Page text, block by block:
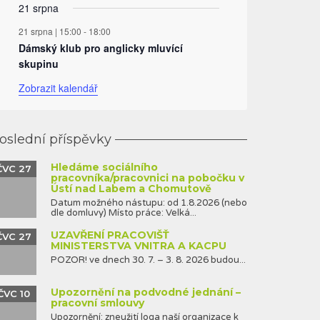
21 srpna
21 srpna | 15:00 - 18:00
Dámský klub pro anglicky mluvící
skupinu
Zobrazit kalendář
příspěvky
Hledáme sociálního
pracovníka/pracovnici na pobočku v
Ústí nad Labem a Chomutově
27
Datum možného nástupu: od 1.8.2026 (nebo
dle domluvy) Místo práce: Velká...
UZAVŘENÍ PRACOVIŠŤ
MINISTERSTVA VNITRA A KACPU
27
POZOR! ve dnech 30. 7. – 3. 8. 2026 budou...
Upozornění na podvodné jednání –
pracovní smlouvy
10
Upozornění: zneužití loga naší organizace k